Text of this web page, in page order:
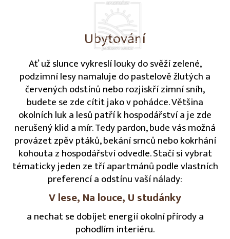
Ubytování
Ať už slunce vykreslí louky do svěží zelené,
podzimní lesy namaluje do pastelově žlutých a
červených odstínů nebo rozjiskří zimní sníh,
budete se zde cítit jako v pohádce. Většina
okolních luk a lesů patří k hospodářství a je zde
nerušený klid a mír. Tedy pardon, bude vás možná
provázet zpěv ptáků, bekání srnců nebo kokrhání
kohouta z hospodářství odvedle. Stačí si vybrat
tématicky jeden ze tří apartmánů podle vlastních
preferencí a odstínu vaší nálady:
V lese, Na louce, U studánky
a nechat se dobíjet energií okolní přírody a
pohodlím interiéru.